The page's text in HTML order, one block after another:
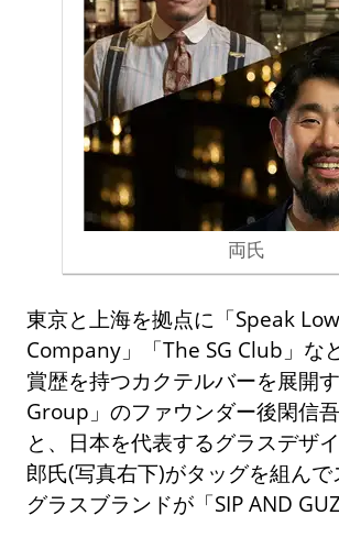
両氏
東京と上海を拠点に「Speak
Company」「The SG Club」な
賞歴を持つカクテルバーを展開
Group」のファウンダー後閑信
と、日本を代表するグラスデザ
郎氏(写真右下)がタッグを組んで
グラスブランドが「SIP AND